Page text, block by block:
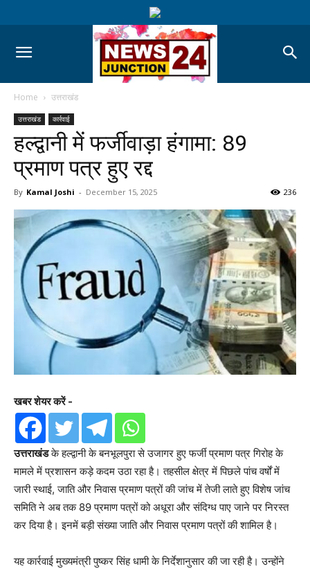
Home उत्तराखंड
उत्तराखंड कार्रवाई
हल्द्वानी में फर्जीवाड़ा हंगामा: 89
प्रमाण पत्र हुए रद्द
By Kamal Joshi - December 15, 2025 236
खबर शेयर करें -
उत्तराखंडके हल्द्वानी के बनभूलपुरा से उजागर हुए फर्जी प्रमाण पत्र गिरोह के
मामले में प्रशासन कड़े कदम उठा रहा है। तहसील क्षेत्र में पिछले पांच वर्षों में
जारी स्थाई, जाति और निवास प्रमाण पत्रों की जांच में तेजी लाते हुए विशेष जांच
समिति ने अब तक 89 प्रमाण पत्रों को अधूरा और संदिग्ध पाए जाने पर निरस्त
कर दिया है। इनमें बड़ी संख्या जाति और निवास प्रमाण पत्रों की शामिल है।
यह कार्रवाई मुख्यमंत्री पुष्कर सिंह धामी के निर्देशानुसार की जा रही है। उन्होंने